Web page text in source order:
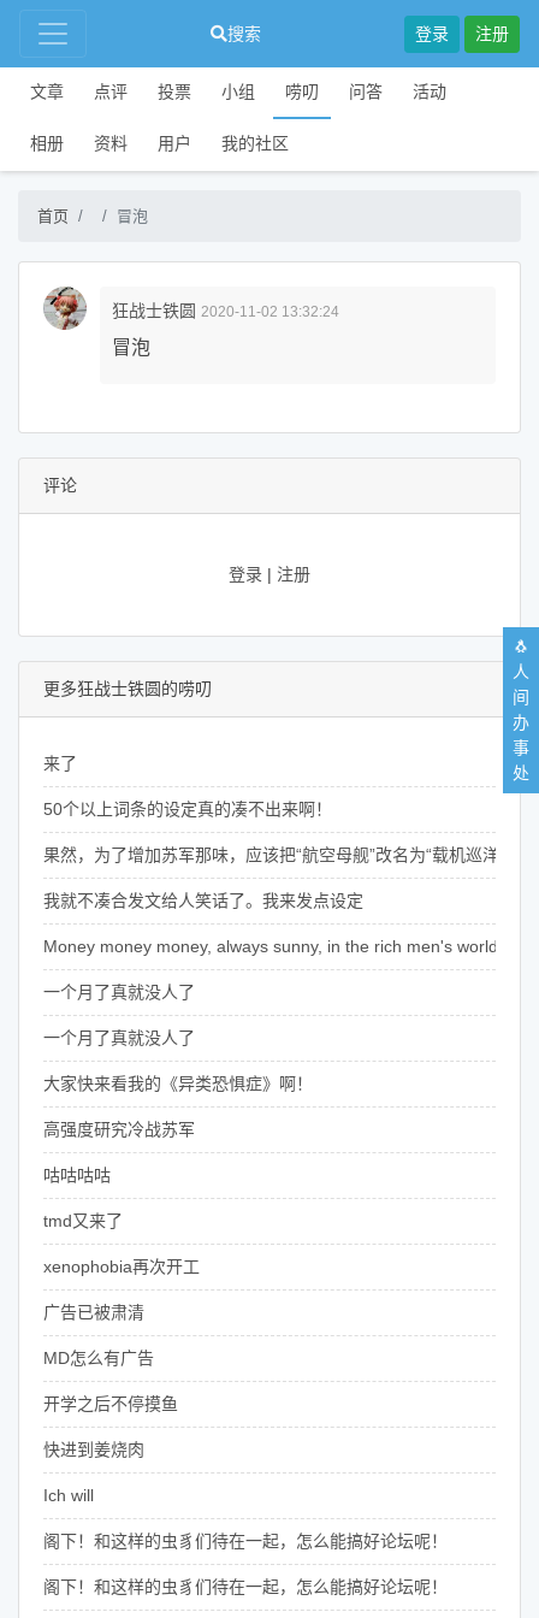
搜索 登录 注册
文章 点评 投票 小组 唠叨 问答 活动
相册 资料 用户 我的社区
首页 冒泡
狂战士铁圆 2020-11-02 13:32:24
冒泡
评论
登录 | 注册
更多狂战士铁圆的唠叨
来了
50个以上词条的设定真的凑不出来啊！
果然，为了增加苏军那味，应该把“航空母舰”改名为“载机巡洋舰”
我就不凑合发文给人笑话了。我来发点设定
Money money money, always sunny, in the rich men's world~
一个月了真就没人了
一个月了真就没人了
大家快来看我的《异类恐惧症》啊！
高强度研究冷战苏军
咕咕咕咕
tmd又来了
xenophobia再次开工
广告已被肃清
MD怎么有广告
开学之后不停摸鱼
快进到姜烧肉
Ich will
阁下！和这样的虫豸们待在一起，怎么能搞好论坛呢！
阁下！和这样的虫豸们待在一起，怎么能搞好论坛呢！
🐧
人
间
办
事
处